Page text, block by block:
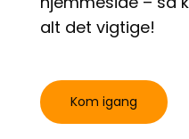
alt det vigtige!
Kom igang